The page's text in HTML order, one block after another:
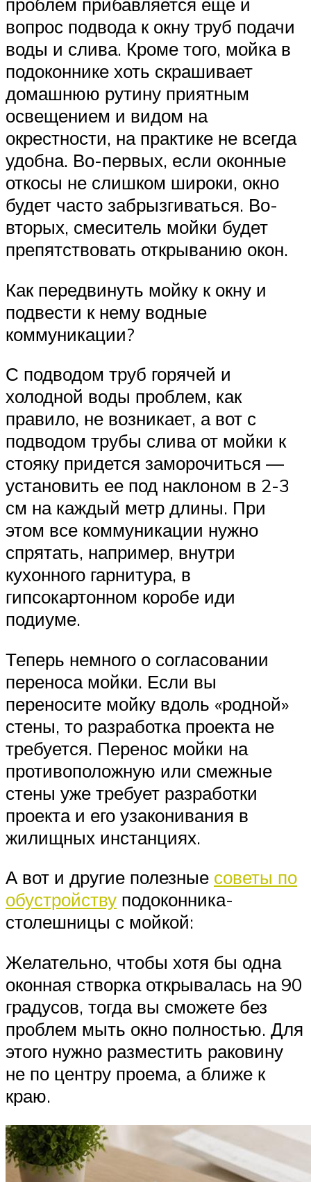
вопрос подвода к окну труб подачи
воды и слива. Кроме того, мойка в
подоконнике хоть скрашивает
домашнюю рутину приятным
освещением и видом на
окрестности, на практике не всегда
удобна. Во-первых, если оконные
откосы не слишком широки, окно
будет часто забрызгиваться. Во-
вторых, смеситель мойки будет
препятствовать открыванию окон.
Как передвинуть мойку к окну и
подвести к нему водные
коммуникации?
С подводом труб горячей и
холодной воды проблем, как
правило, не возникает, а вот с
подводом трубы слива от мойки к
стояку придется заморочиться —
установить ее под наклоном в 2-3
см на каждый метр длины. При
этом все коммуникации нужно
спрятать, например, внутри
кухонного гарнитура, в
гипсокартонном коробе иди
подиуме.
Теперь немного о согласовании
переноса мойки. Если вы
переносите мойку вдоль «родной»
стены, то разработка проекта не
требуется. Перенос мойки на
противоположную или смежные
стены уже требует разработки
проекта и его узаконивания в
жилищных инстанциях.
А вот и другие полезные советы по
обустройству подоконника-
столешницы с мойкой:
Желательно, чтобы хотя бы одна
оконная створка открывалась на 90
градусов, тогда вы сможете без
проблем мыть окно полностью. Для
этого нужно разместить раковину
не по центру проема, а ближе к
краю.